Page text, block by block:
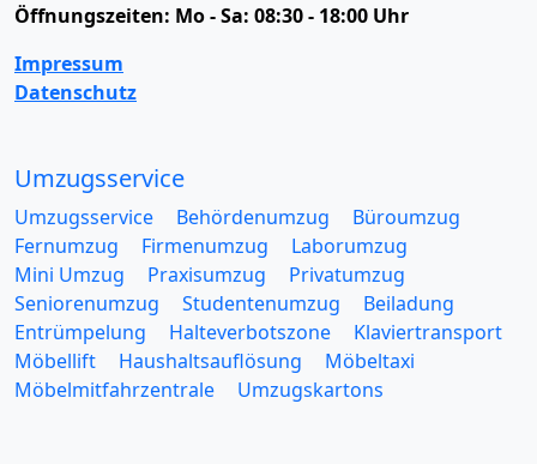
Öffnungszeiten: Mo - Sa: 08:30 - 18:00 Uhr
Impressum
Datenschutz
Umzugsservice
Umzugsservice Behördenumzug
Büroumzug
Fernumzug
Firmenumzug
Laborumzug
Mini Umzug
Praxisumzug
Privatumzug
Seniorenumzug
Studentenumzug
Beiladung
Entrümpelung
Halteverbotszone
Klaviertransport
Möbellift
Haushaltsauflösung
Möbeltaxi
Möbelmitfahrzentrale
Umzugskartons